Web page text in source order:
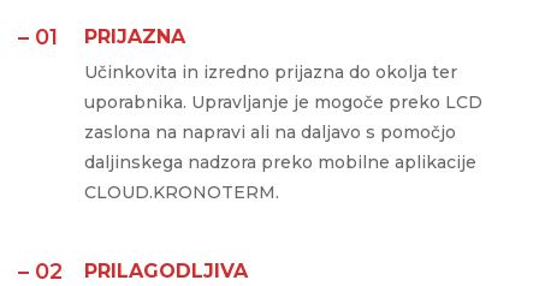
– 01 PRIJAZNA
Učinkovita in izredno prijazna do okolja ter
uporabnika. Upravljanje je mogoče preko LCD
zaslona na napravi ali na daljavo s pomočjo
daljinskega nadzora preko mobilne aplikacije
CLOUD.KRONOTERM.
– 02 PRILAGODLJIVA